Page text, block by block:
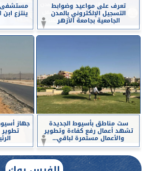
تعرف على مواعيد وضوابط
التسجيل الإلكتروني بالمدن
الجامعية بجامعة الأزهر
مستشفى
ينتزع
ست مناطق بأسيوط الجديدة
تشهد أعمال رفع كفاءة وتطوير
والأعمال مستمرة لباقي...
جهاز